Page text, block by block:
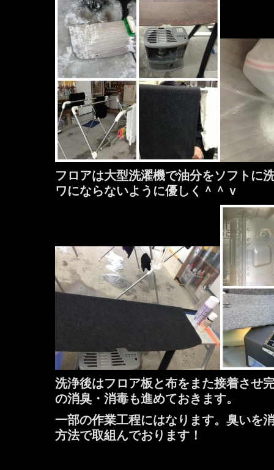
フロアは大型洗濯機で油分をソフトに
ワにならないように優しく＾＾ｖ
洗浄後はフロア板と布をまた接着させ
の消臭・消毒も進めておきます。
一部の作業工程にはなります。臭いを
方法で取組んでおります！